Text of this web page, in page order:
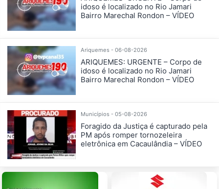
idoso é localizado no Rio Jamari
Bairro Marechal Rondon – VÍDEO
Ariquemes - 06-08-2026
ARIQUEMES: URGENTE – Corpo de
idoso é localizado no Rio Jamari
Bairro Marechal Rondon – VÍDEO
Municípios - 05-08-2026
Foragido da Justiça é capturado pela
PM após romper tornozeleira
eletrônica em Cacaulândia – VÍDEO